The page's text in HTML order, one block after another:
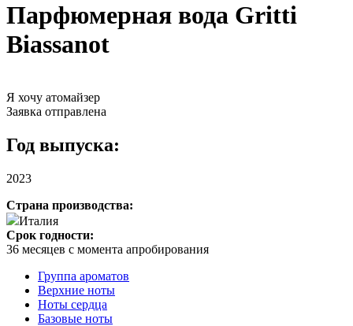
Парфюмерная вода Gritti
Biassanot
Я хочу атомайзер
Заявка отправлена
Год выпуска:
2023
Страна производства:
Италия
Срок годности:
36 месяцев с момента апробирования
Группа ароматов
Верхние ноты
Ноты сердца
Базовые ноты